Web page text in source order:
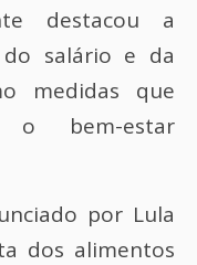
destacou a
salário e da
medidas que
o bem-estar
por Lula
dos alimentos